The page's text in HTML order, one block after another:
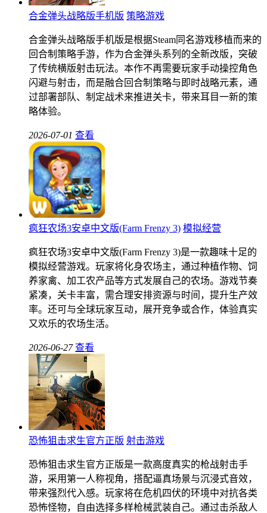
合金弹头战略版手机版 策略游戏
合金弹头战略版手机版是根据Steam同名游戏移植而来的
回合制策略手游，作为合金弹头系列的全新改版，突破
了传统横版射击玩法。本作不再需要玩家手动操控角色
闪避与射击，而是融合回合制策略与即时战略元素，通
过部署部队、制定战术来推进关卡，带来耳目一新的策
略体验。
2026-07-01 查看
疯狂农场3安卓中文版(Farm Frenzy 3) 模拟经营
疯狂农场3安卓中文版(Farm Frenzy 3)是一款趣味十足的
模拟经营游戏。玩家将化身农场主，通过种植作物、饲
养家禽、加工农产品等方式发展自己的农场。游戏节奏
紧凑，关卡丰富，需合理安排资源与时间，提升生产效
率。还可与全球玩家互动，展开竞争或合作，体验真实
又欢乐的农场生活。
2026-06-27 查看
恐怖狙击求生官方正版 射击游戏
恐怖狙击求生官方正版是一款高度真实的枪战射击手
游，采用第一人称视角，搭配逼真场景与沉浸式音效，
带来强烈代入感。玩家将在危机四伏的环境中对抗各类
恐怖怪物，自由选择多样枪械武装自己。通过击杀敌人